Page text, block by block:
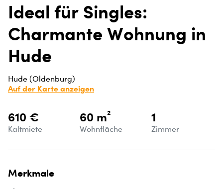
Ideal für Singles:
Charmante Wohnung in
Hude
Hude (Oldenburg)
Auf der Karte anzeigen
610 €
Kaltmiete
60 m²
Wohnfläche
1
Zimmer
Merkmale